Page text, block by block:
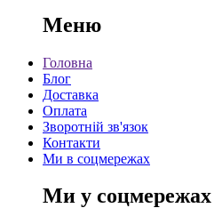
Меню
Головна
Блог
Доставка
Оплата
Зворотній зв'язок
Контакти
Ми в соцмережах
Ми у соцмережах